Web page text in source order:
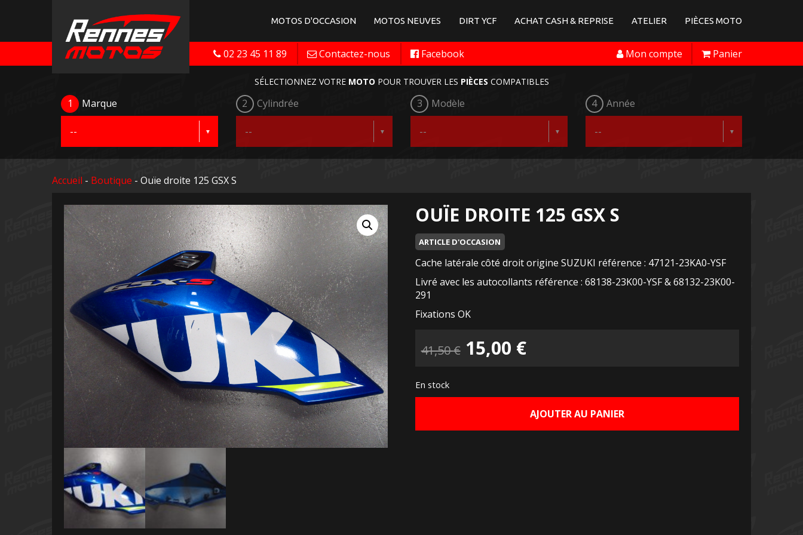
MOTOS D'OCCASION MOTOS NEUVES DIRT YCF ACHAT CASH & REPRISE ATELIER PIÈCES MOTO
02 23 45 11 89 Contactez-nous Facebook Panier
Mon compte
SÉLECTIONNEZ VOTRE MOTO POUR TROUVER LES PIÈCES COMPATIBLES
1 Marque 2 Cylindrée 3 Modèle 4 Année
Accueil - Boutique - Ouïe droite 125 GSX S
OUÏE DROITE 125 GSX S
ARTICLE D'OCCASION
Cache latérale côté droit origine SUZUKI référence : 47121-23KA0-YSF
Livré avec les autocollants référence : 68138-23K00-YSF & 68132-23K00-
291
Fixations OK
41,50€ Le
initial
15,00 €Le
actuel
est :
En stock
AJOUTER AU PANIER